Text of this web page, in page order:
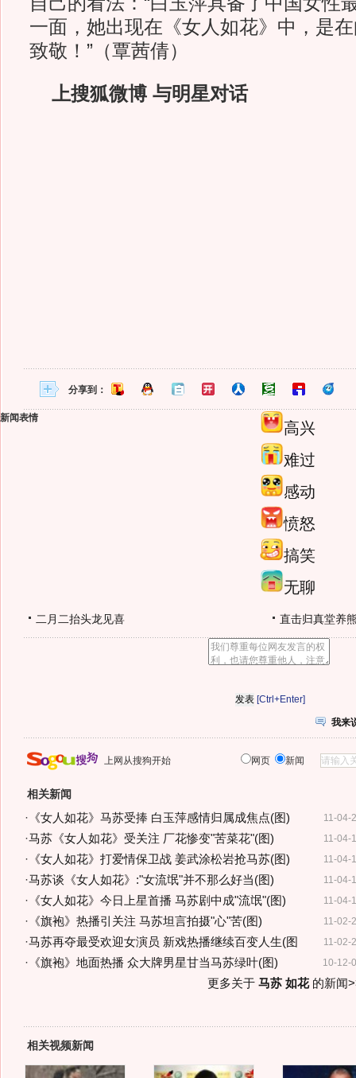
一面，她出现在《女人如花》中，是
致敬！”（覃茜倩）
上搜狐微博 与明星对话
分享到：
新闻表情
高兴
难过
感动
愤怒
搞笑
无聊
二月二抬头龙见喜 直击归真堂养
[Ctrl+Enter]
我来
上网从搜狗开始 网页 新闻
相关新闻
11-04-
· 《女人如花》马苏受捧 白玉萍感情归属成焦点(图)
11-04-
·马苏《女人如花》受关注 厂花惨变"苦菜花"(图)
11-04-
· 《女人如花》打爱情保卫战 姜武涂松岩抢马苏(图)
11-04-
·马苏谈《女人如花》:"女流氓"并不那么好当(图)
11-04-
· 《女人如花》今日上星首播 马苏剧中成"流氓"(图)
11-02-
· 《旗袍》热播引关注 马苏坦言拍摄"心"苦(图)
11-02-
·马苏再夺最受欢迎女演员 新戏热播继续百变人生(图
10-12-
· 《旗袍》地面热播 众大牌男星甘当马苏绿叶(图)
更多关于 马苏 如花的新闻
相关视频新闻